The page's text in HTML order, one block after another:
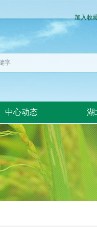
加入收
中心动态 湖